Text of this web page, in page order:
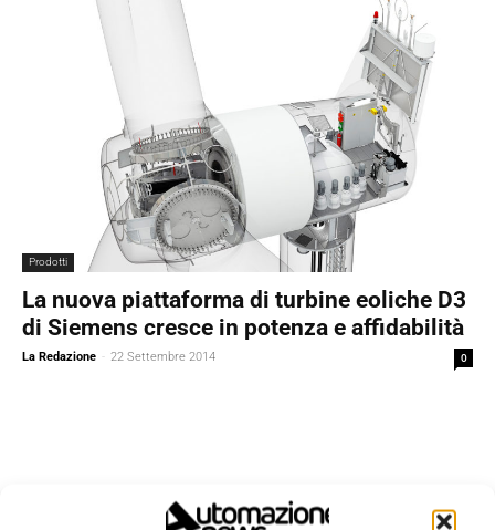
Prodotti
La nuova piattaforma di turbine eoliche D3
di Siemens cresce in potenza e affidabilità
La Redazione - 22 Settembre 2014 0